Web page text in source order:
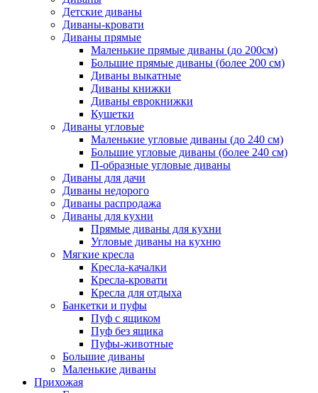
Детские диваны
Диваны-кровати
Диваны прямые
Маленькие прямые диваны (до 200см)
Большие прямые диваны (более 200 см)
Диваны выкатные
Диваны книжки
Диваны еврокнижки
Кушетки
Диваны угловые
Маленькие угловые диваны (до 240 см)
Большие угловые диваны (более 240 см)
П-образные угловые диваны
Диваны для дачи
Диваны недорого
Диваны распродажа
Диваны для кухни
Прямые диваны для кухни
Угловые диваны на кухню
Мягкие кресла
Кресла-качалки
Кресла-кровати
Кресла для отдыха
Банкетки и пуфы
Пуф с ящиком
Пуф без ящика
Пуфы-животные
Большие диваны
Маленькие диваны
Прихожая